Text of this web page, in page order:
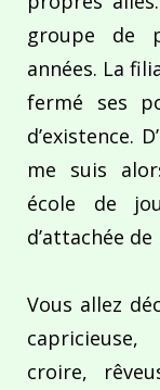
groupe de
années. La
fermé ses
d’existence.
me suis
école de
d’attachée
Vous allez
croire,